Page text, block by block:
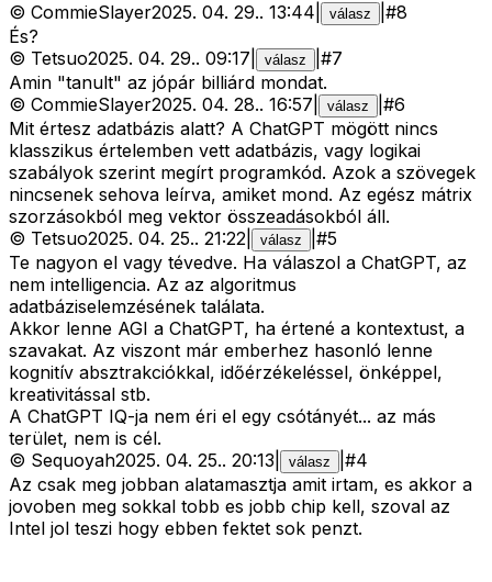
© CommieSlayer2025. 04. 29.. 13:44 válasz #8
És?
© Tetsuo2025. 04. 29.. 09:17 válasz #7
Amin "tanult" az jópár billiárd mondat.
© CommieSlayer2025. 04. 28.. 16:57 válasz #6
Mit értesz adatbázis alatt? A ChatGPT mögött nincs
klasszikus értelemben vett adatbázis, vagy logikai
szabályok szerint megírt programkód. Azok a szövegek
nincsenek sehova leírva, amiket mond. Az egész mátrix
szorzásokból meg vektor összeadásokból áll.
© Tetsuo2025. 04. 25.. 21:22 válasz #5
Te nagyon el vagy tévedve. Ha válaszol a ChatGPT, az
nem intelligencia. Az az algoritmus
adatbáziselemzésének találata.
Akkor lenne AGI a ChatGPT, ha értené a kontextust, a
szavakat. Az viszont már emberhez hasonló lenne
kognitív absztrakciókkal, időérzékeléssel, önképpel,
kreativitással stb.
A ChatGPT IQ-ja nem éri el egy csótányét... az más
terület, nem is cél.
© Sequoyah2025. 04. 25.. 20:13 válasz #4
Az csak meg jobban alatamasztja amit irtam, es akkor a
jovoben meg sokkal tobb es jobb chip kell, szoval az
Intel jol teszi hogy ebben fektet sok penzt.